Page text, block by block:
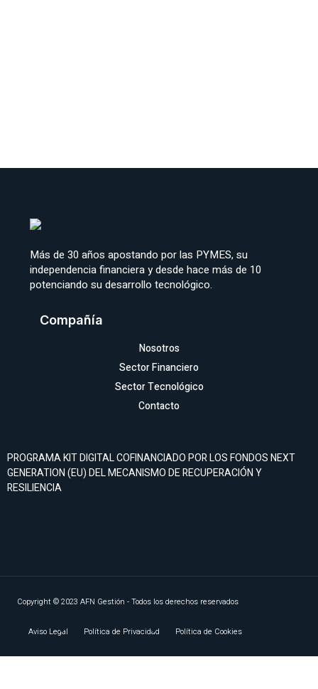
Más de 30 años apostando por las PYMES, su
independencia financiera y desde hace más de 10
potenciando su desarrollo tecnológico.
Compañía
Nosotros
Sector Financiero
Sector Tecnológico
Contacto
PROGRAMA KIT DIGITAL COFINANCIADO POR LOS FONDOS NEXT
GENERATION (EU) DEL MECANISMO DE RECUPERACIÓN Y
RESILIENCIA
Copyright © 2023 AFN Gestión - Todos los derechos reservados
Aviso Legal Política de Privacidad Política de Cookies